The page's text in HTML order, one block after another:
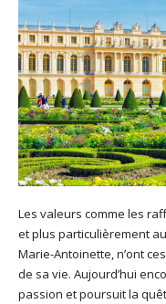
Les valeurs comme les
et plus particulièrement
Marie-Antoinette, n’ont
de sa vie. Aujourd’hui
passion et poursuit la